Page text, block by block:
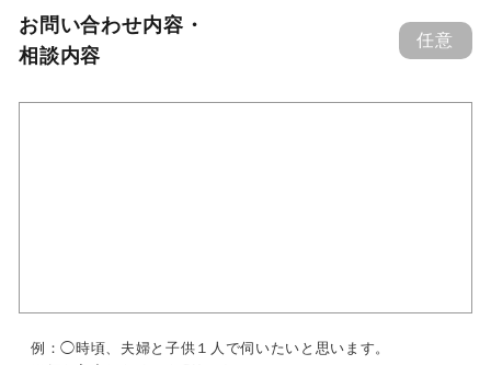
お問い合わせ内容・
相談内容
任意
例：◯時頃、夫婦と子供１人で伺いたいと思います。